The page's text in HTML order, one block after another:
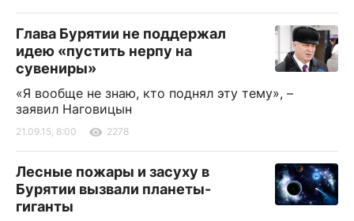
Глава Бурятии не поддержал
идею «пустить нерпу на
сувениры»
«Я вообще не знаю, кто поднял эту тему», –
заявил Наговицын
21.09.15, 8:00 2278
Лесные пожары и засуху в
Бурятии вызвали планеты-
гиганты